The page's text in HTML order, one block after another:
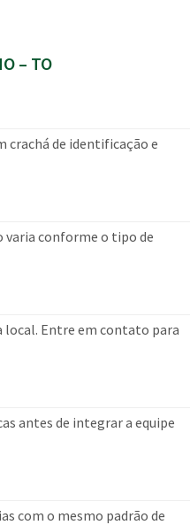
– TO
crachá de identificação e
varia conforme o tipo de
local. Entre em contato para
antes de integrar a equipe
com o mesmo padrão de